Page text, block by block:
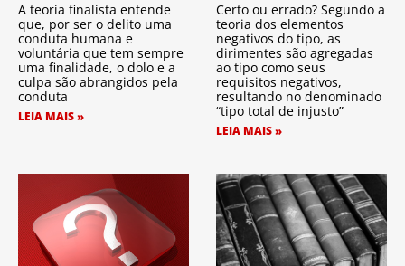
A teoria finalista entende
que, por ser o delito uma
conduta humana e
voluntária que tem sempre
uma finalidade, o dolo e a
culpa são abrangidos pela
conduta
LEIA MAIS »
Certo ou errado? Segundo a
teoria dos elementos
negativos do tipo, as
dirimentes são agregadas
ao tipo como seus
requisitos negativos,
resultando no denominado
“tipo total de injusto”
LEIA MAIS »